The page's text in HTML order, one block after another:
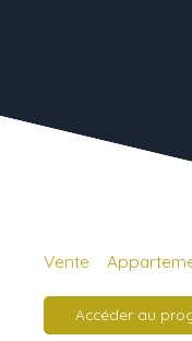
Vente
Accéder au